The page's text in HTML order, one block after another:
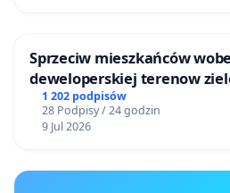
Sprzeciw mieszkańców
deweloperskiej terenow
Bulwarów Straceńskich w
1 202 podpisów
28 Podpisy / 24 godzin
9 Jul 2026